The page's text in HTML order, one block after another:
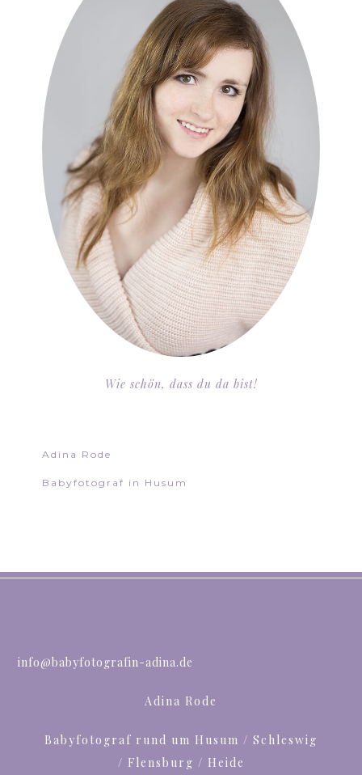
Wie schön, dass du da bist!
Adina Rode
Babyfotograf in Husum
info@babyfotografin-adina.de
Adina Rode
Babyfotograf rund um Husum / Schleswig
/ Flensburg / Heide